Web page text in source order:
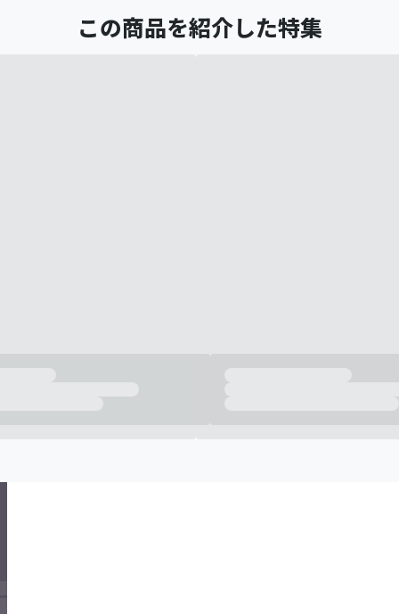
この商品を紹介した特集